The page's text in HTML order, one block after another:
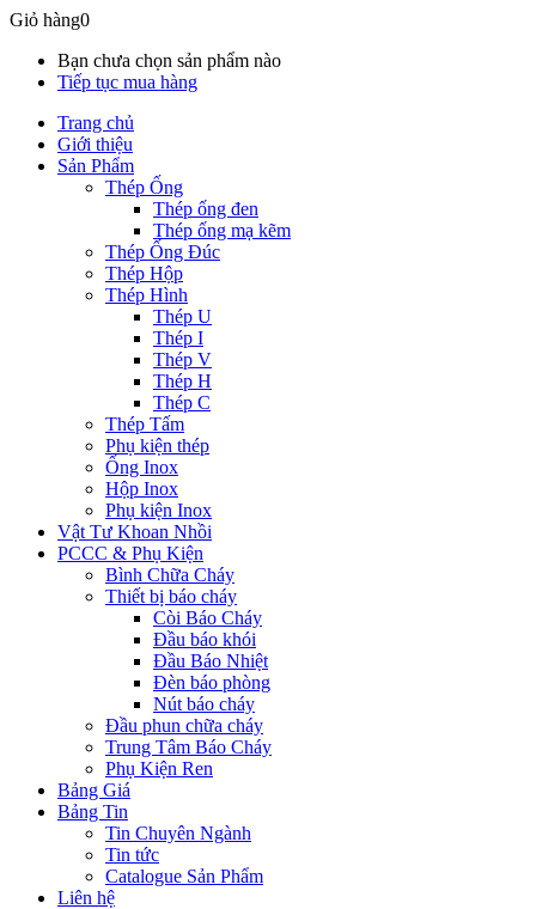
Giỏ hàng0
Bạn chưa chọn sản phẩm nào
Tiếp tục mua hàng
Trang chủ
Giới thiệu
Sản Phẩm
Thép Ống
Thép ống đen
Thép ống mạ kẽm
Thép Ống Đúc
Thép Hộp
Thép Hình
Thép U
Thép I
Thép V
Thép H
Thép C
Thép Tấm
Phụ kiện thép
Ống Inox
Hộp Inox
Phụ kiện Inox
Vật Tư Khoan Nhồi
PCCC & Phụ Kiện
Bình Chữa Cháy
Thiết bị báo cháy
Còi Báo Cháy
Đầu báo khói
Đầu Báo Nhiệt
Đèn báo phòng
Nút báo cháy
Đầu phun chữa cháy
Trung Tâm Báo Cháy
Phụ Kiện Ren
Bảng Giá
Bảng Tin
Tin Chuyên Ngành
Tin tức
Catalogue Sản Phẩm
Liên hệ